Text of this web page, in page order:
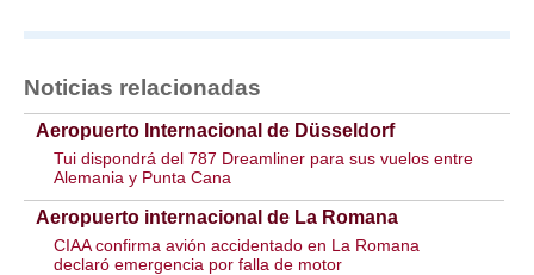
Noticias relacionadas
Aeropuerto Internacional de Düsseldorf
Tui dispondrá del 787 Dreamliner para sus vuelos entre
Alemania y Punta Cana
Aeropuerto internacional de La Romana
CIAA confirma avión accidentado en La Romana
declaró emergencia por falla de motor